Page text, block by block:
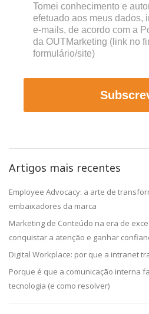
Tomei conhecimento e
efetuado aos meus dados,
e-mails, de acordo com a
da OUTMarketing (link no
formulário/site)
Artigos mais recentes
Employee Advocacy: a arte de
embaixadores da marca
Marketing de Conteúdo na era de
conquistar a atenção e ganhar
Digital Workplace: por que a intranet
Porque é que a comunicação interna
tecnologia (e como resolver)